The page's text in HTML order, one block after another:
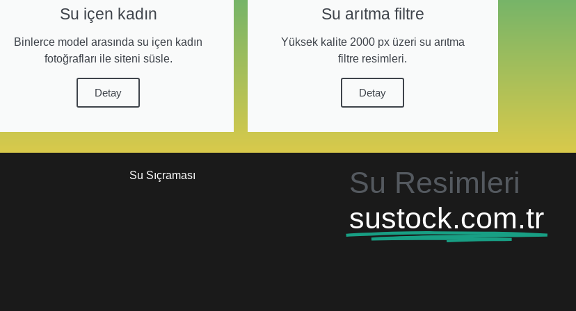
Su içen kadın
Binlerce model arasında su içen kadın
fotoğrafları ile siteni süsle.
Detay
Su arıtma filtre
Yüksek kalite 2000 px üzeri su arıtma
filtre resimleri.
Detay
Su Sıçraması
Su Resimleri
sustock.com.tr